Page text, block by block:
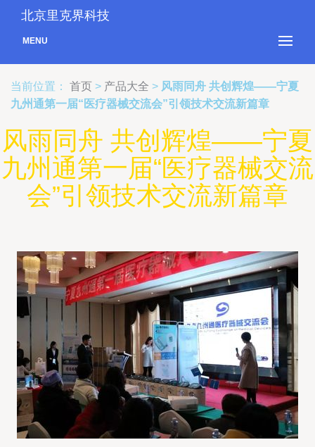
北京里克界科技
MENU
当前位置： 首页 > 产品大全 > 风雨同舟 共创辉煌——宁夏
九州通第一届“医疗器械交流会”引领技术交流新篇章
风雨同舟 共创辉煌——宁夏
九州通第一届“医疗器械交流
会”引领技术交流新篇章